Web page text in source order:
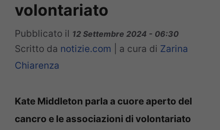
volontariato
Pubblicato il 12 Settembre 2024 - 06:30
Scritto da notizie.com a cura di Zarina
Chiarenza
Kate Middleton parla a cuore aperto del
cancro e le associazioni di volontariato